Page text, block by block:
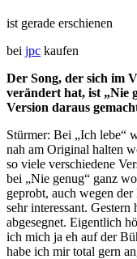
ist gerade erschienen
bei jpc kaufen
Der Song, der sich im
verändert hat, ist „Nie
Version daraus
Stürmer: Bei „Ich lebe“
nah am Original halten
so viele verschiedene
bei „Nie genug“ ganz
geprobt, auch wegen
sehr interessant.
abgesegnet. Eigentlich
ich mich ja eh auf der
habe ich mir total gern